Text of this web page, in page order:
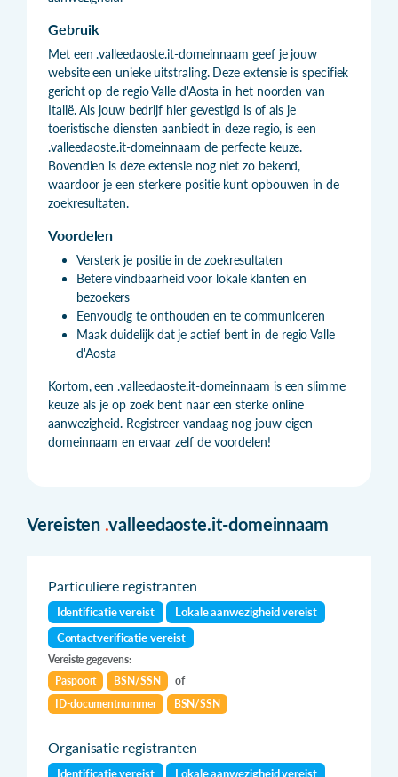
Gebruik
Met een .valleedaoste.it-domeinnaam geef je jouw
website een unieke uitstraling. Deze extensie is specifiek
gericht op de regio Valle d'Aosta in het noorden van
Italië. Als jouw bedrijf hier gevestigd is of als je
toeristische diensten aanbiedt in deze regio, is een
.valleedaoste.it-domeinnaam de perfecte keuze.
Bovendien is deze extensie nog niet zo bekend,
waardoor je een sterkere positie kunt opbouwen in de
zoekresultaten.
Voordelen
Versterk je positie in de zoekresultaten
Betere vindbaarheid voor lokale klanten en
bezoekers
Eenvoudig te onthouden en te communiceren
Maak duidelijk dat je actief bent in de regio Valle
d'Aosta
Kortom, een .valleedaoste.it-domeinnaam is een slimme
keuze als je op zoek bent naar een sterke online
aanwezigheid. Registreer vandaag nog jouw eigen
domeinnaam en ervaar zelf de voordelen!
Vereisten .valleedaoste.it-domeinnaam
Particuliere registranten
Identificatie vereist
Lokale aanwezigheid vereist
Contactverificatie vereist
Vereiste gegevens:
Paspoort
BSN/SSN
of
ID-documentnummer
BSN/SSN
Organisatie registranten
Identificatie vereist Lokale aanwezigheid vereist